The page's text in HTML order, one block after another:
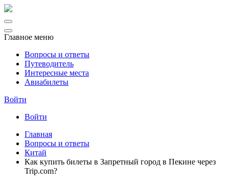
Главное меню
Вопросы и ответы
Путеводитель
Интересные места
Авиабилеты
Войти
Войти
Главная
Вопросы и ответы
Китай
Как купить билеты в Запретный город в Пекине через
Trip.com?